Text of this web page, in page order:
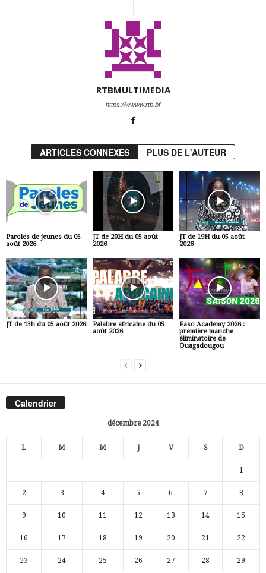
RTBMULTIMEDIA
https://wwww.rtb.bf
ARTICLES CONNEXES PLUS DE L'AUTEUR
Paroles de jeunes du 05
août 2026
JT de 20H du 05 août
2026
JT de 19H du 05 août
2026
JT de 13h du 05 août 2026
Palabre africaine du 05
août 2026
Faso Academy 2026 :
première manche
éliminatoire de
Ouagadougou
Calendrier
décembre 2024
L M M J V S D
1
2 3 4 5 6 7 8
9 10 11 12 13 14 15
16 17 18 19 20 21 22
23 24 25 26 27 28 29